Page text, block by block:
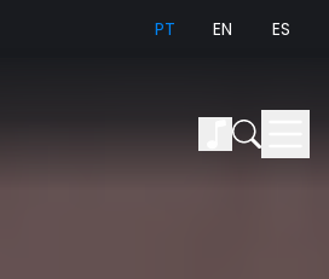
PT EN ES